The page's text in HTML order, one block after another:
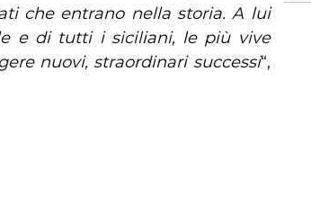
che entrano nella storia. A lui
e di tutti i siciliani, le più vive
nuovi, straordinari successi“,